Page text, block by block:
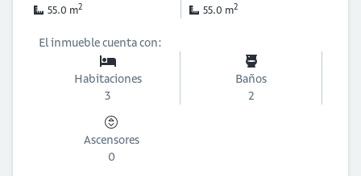
55.0 m2 55.0 m2
El inmueble cuenta con:
Habitaciones
3
Baños
2
Ascensores
0